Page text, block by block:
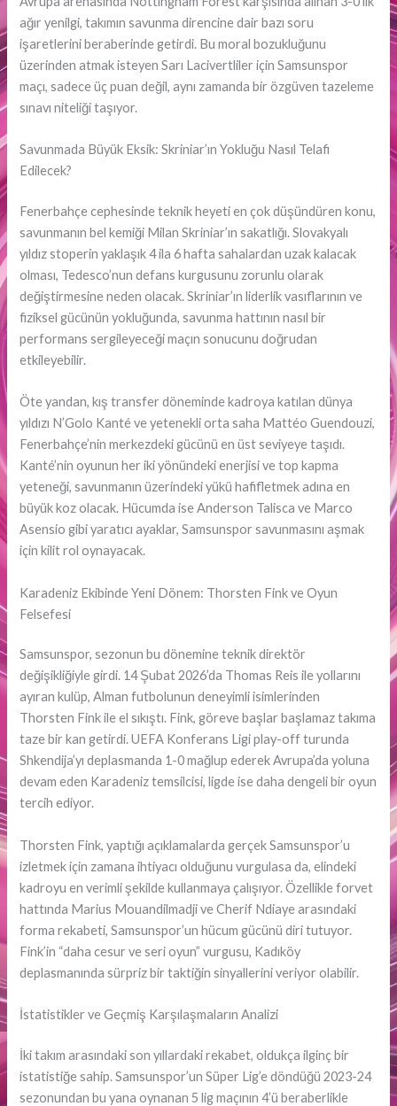
ağır yenilgi, takımın savunma direncine dair bazı soru
işaretlerini beraberinde getirdi. Bu moral bozukluğunu
üzerinden atmak isteyen Sarı Lacivertliler için Samsunspor
maçı, sadece üç puan değil, aynı zamanda bir özgüven tazeleme
sınavı niteliği taşıyor.
Savunmada Büyük Eksik: Skriniar’ın Yokluğu Nasıl Telafi
Edilecek?
Fenerbahçe cephesinde teknik heyeti en çok düşündüren konu,
savunmanın bel kemiği Milan Skriniar’ın sakatlığı. Slovakyalı
yıldız stoperin yaklaşık 4 ila 6 hafta sahalardan uzak kalacak
olması, Tedesco’nun defans kurgusunu zorunlu olarak
değiştirmesine neden olacak. Skriniar’ın liderlik vasıflarının ve
fiziksel gücünün yokluğunda, savunma hattının nasıl bir
performans sergileyeceği maçın sonucunu doğrudan
etkileyebilir.
Öte yandan, kış transfer döneminde kadroya katılan dünya
yıldızı N’Golo Kanté ve yetenekli orta saha Mattéo Guendouzi,
Fenerbahçe’nin merkezdeki gücünü en üst seviyeye taşıdı.
Kanté’nin oyunun her iki yönündeki enerjisi ve top kapma
yeteneği, savunmanın üzerindeki yükü hafifletmek adına en
büyük koz olacak. Hücumda ise Anderson Talisca ve Marco
Asensio gibi yaratıcı ayaklar, Samsunspor savunmasını aşmak
için kilit rol oynayacak.
Karadeniz Ekibinde Yeni Dönem: Thorsten Fink ve Oyun
Felsefesi
Samsunspor, sezonun bu dönemine teknik direktör
değişikliğiyle girdi. 14 Şubat 2026’da Thomas Reis ile yollarını
ayıran kulüp, Alman futbolunun deneyimli isimlerinden
Thorsten Fink ile el sıkıştı. Fink, göreve başlar başlamaz takıma
taze bir kan getirdi. UEFA Konferans Ligi play-off turunda
Shkendija’yı deplasmanda 1-0 mağlup ederek Avrupa’da yoluna
devam eden Karadeniz temsilcisi, ligde ise daha dengeli bir oyun
tercih ediyor.
Thorsten Fink, yaptığı açıklamalarda gerçek Samsunspor’u
izletmek için zamana ihtiyacı olduğunu vurgulasa da, elindeki
kadroyu en verimli şekilde kullanmaya çalışıyor. Özellikle forvet
hattında Marius Mouandilmadji ve Cherif Ndiaye arasındaki
forma rekabeti, Samsunspor’un hücum gücünü diri tutuyor.
Fink’in “daha cesur ve seri oyun” vurgusu, Kadıköy
deplasmanında sürpriz bir taktiğin sinyallerini veriyor olabilir.
İstatistikler ve Geçmiş Karşılaşmaların Analizi
İki takım arasındaki son yıllardaki rekabet, oldukça ilginç bir
istatistiğe sahip. Samsunspor’un Süper Lig’e döndüğü 2023-24
sezonundan bu yana oynanan 5 lig maçının 4’ü beraberlikle